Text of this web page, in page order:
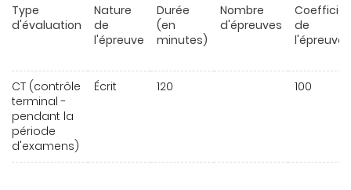
Type
d'évaluation
Nature
de
l'épreuve
Durée
(en
minutes)
Nombre
d'épreuves
de
l'épreuve
CT (contrôle
terminal -
pendant la
période
d'examens)
Écrit 120 100